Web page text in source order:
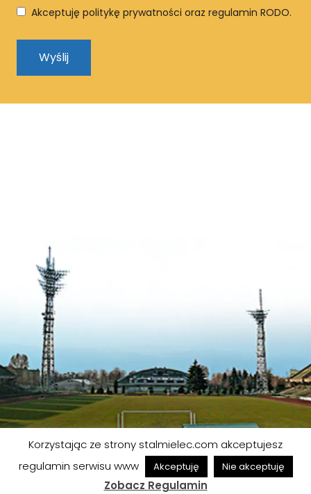
Akceptuję politykę prywatności oraz regulamin RODO.
© FKS STAL MIELEC S.A. | Wszelkie prawa zastrzeżone
Projekt strony: skarbekdesign.pl
Korzystając ze strony stalmielec.com akceptujesz
regulamin serwisu www
Akceptuję Nie akceptuję
Zobacz Regulamin